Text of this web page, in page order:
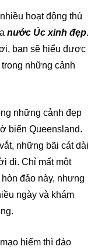
hoạt động thú
nước Úc xinh đẹp.
bạn sẽ hiểu được
trong những cảnh
những cảnh đẹp
biển Queensland.
những bãi cát dài
đi. Chỉ mất một
đảo này, nhưng
ngày và khám
hiểm thì đảo